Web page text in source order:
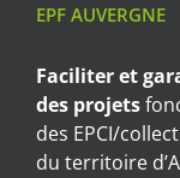
EPF AUVERGNE
Faciliter et
des projets
des EPCI/
du territoire